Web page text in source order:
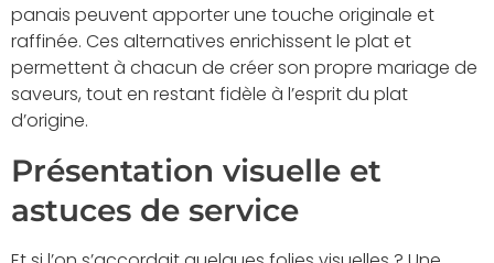
panais peuvent apporter une touche originale et
raffinée. Ces alternatives enrichissent le plat et
permettent à chacun de créer son propre mariage de
saveurs, tout en restant fidèle à l’esprit du plat
d’origine.
Présentation visuelle et
astuces de service